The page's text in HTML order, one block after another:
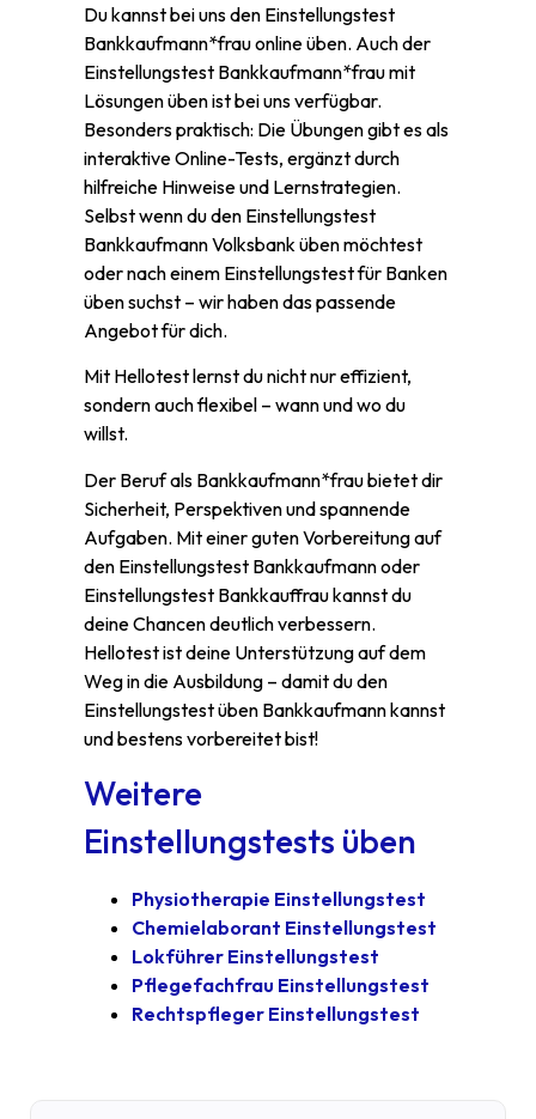
Du kannst bei uns den Einstellungstest
Bankkaufmann*frau online üben. Auch der
Einstellungstest Bankkaufmann*frau mit
Lösungen üben ist bei uns verfügbar.
Besonders praktisch: Die Übungen gibt es als
interaktive Online-Tests, ergänzt durch
hilfreiche Hinweise und Lernstrategien.
Selbst wenn du den Einstellungstest
Bankkaufmann Volksbank üben möchtest
oder nach einem Einstellungstest für Banken
üben suchst – wir haben das passende
Angebot für dich.
Mit Hellotest lernst du nicht nur effizient,
sondern auch flexibel – wann und wo du
willst.
Der Beruf als Bankkaufmann*frau bietet dir
Sicherheit, Perspektiven und spannende
Aufgaben. Mit einer guten Vorbereitung auf
den Einstellungstest Bankkaufmann oder
Einstellungstest Bankkauffrau kannst du
deine Chancen deutlich verbessern.
Hellotest ist deine Unterstützung auf dem
Weg in die Ausbildung – damit du den
Einstellungstest üben Bankkaufmann kannst
und bestens vorbereitet bist!
Weitere
Einstellungstests üben
Physiotherapie Einstellungstest
Chemielaborant Einstellungstest
Lokführer Einstellungstest
Pflegefachfrau Einstellungstest
Rechtspfleger Einstellungstest